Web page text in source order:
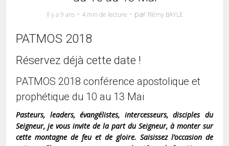
Il y a 9 ans 4 min de lecture par Rémy BAYLE
PATMOS 2018
Réservez déjà cette date !
PATMOS 2018 conférence apostolique et
prophétique du 10 au 13 Mai
Pasteurs, leaders, évangélistes, intercesseurs, disciples du
Seigneur, je vous invite de la part du Seigneur, à monter sur
cette montagne de feu et de gloire. Saisissez l’occasion de